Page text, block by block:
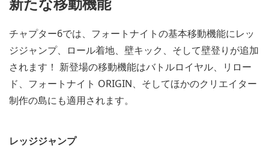
チャプター6では、フォートナイトの基本移動機能にレッ
ジジャンプ、ロール着地、壁キック、そして壁登りが追加
されます！ 新登場の移動機能はバトルロイヤル、リロー
ド、フォートナイト ORIGIN、そしてほかのクリエイター
制作の島にも適用されます。
レッジジャンプ